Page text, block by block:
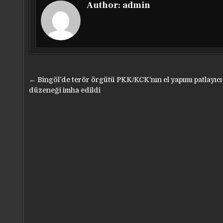
Author: admin
Yazı
gezinmesi
← Bingöl’de terör örgütü PKK/KCK’nın el yapımı patlayıcı
düzeneği imha edildi